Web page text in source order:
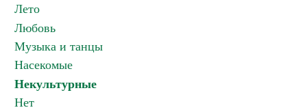
Лето
Любовь
Музыка и танцы
Насекомые
Некультурные
Нет